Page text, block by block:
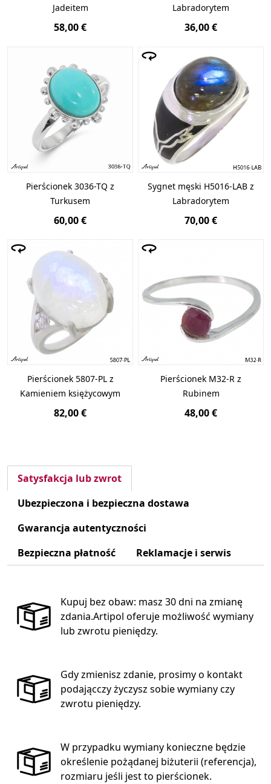
Jadeitem
58,00 €
Labradorytem
36,00 €
Pierścionek 3036-TQ z
Turkusem
60,00 €
Sygnet męski H5016-LAB z
Labradorytem
70,00 €
Pierścionek 5807-PL z
Kamieniem księżycowym
82,00 €
Pierścionek M32-R z
Rubinem
48,00 €
Satysfakcja lub zwrot
Ubezpieczona i bezpieczna dostawa
Gwarancja autentyczności
Bezpieczna płatność
Reklamacje i serwis
Kupuj bez obaw: masz 30 dni na zmianę
zdania.Artipol oferuje możliwość wymiany
lub zwrotu pieniędzy.
Gdy zmienisz zdanie, prosimy o kontakt
podającczy życzysz sobie wymiany czy
zwrotu pieniędzy.
W przypadku wymiany konieczne będzie
określenie pożądanej biżuterii (referencja),
rozmiaru jeśli jest to pierścionek.